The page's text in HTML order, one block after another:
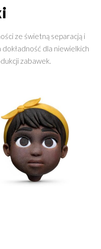
ze świetną separacją i
dla niewielkich
zabawek.